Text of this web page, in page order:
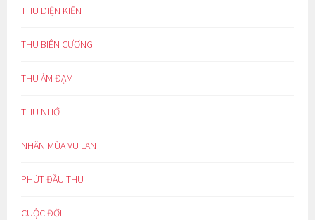
THU DIỆN KIẾN
THU BIÊN CƯƠNG
THU ẢM ĐẠM
THU NHỚ
NHÂN MÙA VU LAN
PHÚT ĐẦU THU
CUỘC ĐỜI